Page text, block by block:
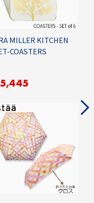
MILLER KITCHEN
COASTERS
5,445